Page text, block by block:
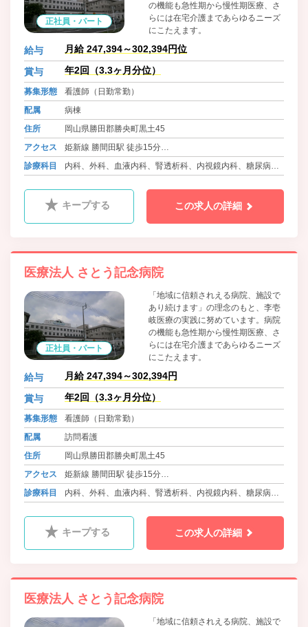
正社員・パート
の機能も急性期から慢性期医療、さ
らには在宅介護まであらゆるニーズ
にこたえます。
給与 月給 247,394～302,394円位
賞与 年2回（3.3ヶ月分位）
募集形態
看護師（日勤常勤）
配属
病棟
住所
岡山県勝田郡勝央町黒土45
アクセス
姫新線 勝間田駅 徒歩15分
バス 勝央町ふれあいバス さとう記念病院前
診療科目
内科、外科、血液内科、腎透析科、内視鏡内科、糖尿病内
キープする この求人の詳細
医療法人 さとう記念病院
正社員・パート
「地域に信頼されえる病院、施設で
あり続けます」の理念のもと、李壱
岐医療の実践に努めています。病院
の機能も急性期から慢性期医療、さ
らには在宅介護まであらゆるニーズ
にこたえます。
給与 月給 247,394～302,394円
賞与 年2回（3.3ヶ月分位）
募集形態
看護師（日勤常勤）
配属
訪問看護
住所
岡山県勝田郡勝央町黒土45
アクセス
姫新線 勝間田駅 徒歩15分
バス 勝央町ふれあいバス さとう記念病院前
診療科目
内科、外科、血液内科、腎透析科、内視鏡内科、糖尿病内
キープする この求人の詳細
医療法人 さとう記念病院
「地域に信頼されえる病院、施設で